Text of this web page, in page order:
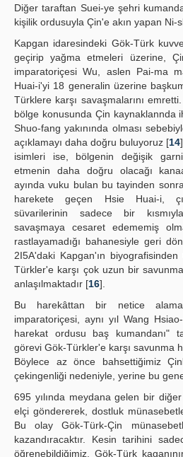
Diğer taraftan Suei-ye şehri
kişilik ordusuyla Çin'e akın yapan Ni-
Kapgan idaresindeki Gök-Türk
geçirip yağma etmeleri üzerine,
imparatoriçesi Wu, aslen Pai-ma
Huai-i'yi 18 generalin üzerine
Türklere karşı savaşmalarını
bölge konusunda Çin kaynaklannda
Shuo-fang yakınında olması
açıklamayı daha doğru buluyoruz [14
isimleri ise, bölgenin değişik
etmenin daha doğru olacağı
ayında vuku bulan bu tayinden
harekete geçen Hsie Huai-i,
süvarilerinin sadece bir
savaşmaya cesaret edememiş
rastlayamadığı bahanesiyle geri
2I5A'daki Kapgan'ın
Türkler'e karşı çok uzun bir
anlaşılmaktadır [16].
Bu harekâttan bir netice
imparatoriçesi, aynı yıl Wang
harekat ordusu baş kumandanı"
görevi Gök-Türkler'e karşı savunma
Böylece az önce bahsettiğimiz
çekingenliği nedeniyle, yerine bu
695 yılında meydana gelen bir
elçi göndererek, dostluk
Bu olay Gök-Türk-Çin
kazandıracaktır. Kesin tarihini
öğrenebildiğimiz. Gök-Türk